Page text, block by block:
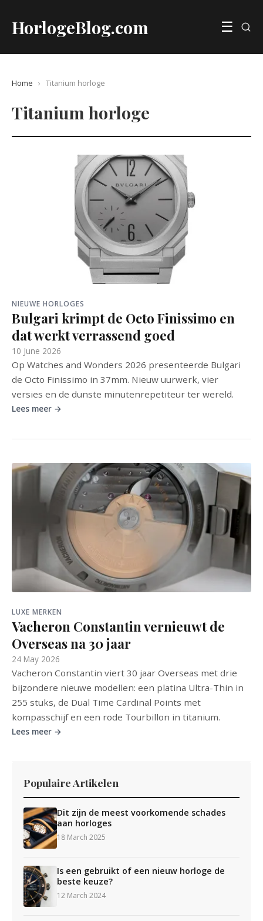
HorlogeBlog.com ☰
Home › Titanium horloge
Titanium horloge
NIEUWE HORLOGES
Bulgari krimpt de Octo Finissimo en
dat werkt verrassend goed
10 June 2026
Op Watches and Wonders 2026 presenteerde Bulgari
de Octo Finissimo in 37mm. Nieuw uurwerk, vier
versies en de dunste minutenrepetiteur ter wereld.
Lees meer →
LUXE MERKEN
Vacheron Constantin vernieuwt de
Overseas na 30 jaar
24 May 2026
Vacheron Constantin viert 30 jaar Overseas met drie
bijzondere nieuwe modellen: een platina Ultra-Thin in
255 stuks, de Dual Time Cardinal Points met
kompasschijf en een rode Tourbillon in titanium.
Lees meer →
Populaire Artikelen
Dit zijn de meest voorkomende schades
aan horloges
18 March 2025
Is een gebruikt of een nieuw horloge de
beste keuze?
12 March 2024